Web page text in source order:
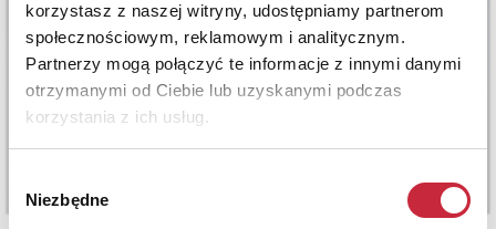
korzystasz z naszej witryny, udostępniamy partnerom
społecznościowym, reklamowym i analitycznym.
Partnerzy mogą połączyć te informacje z innymi danymi
otrzymanymi od Ciebie lub uzyskanymi podczas
korzystania z ich usług.
zgody
Niezbędne